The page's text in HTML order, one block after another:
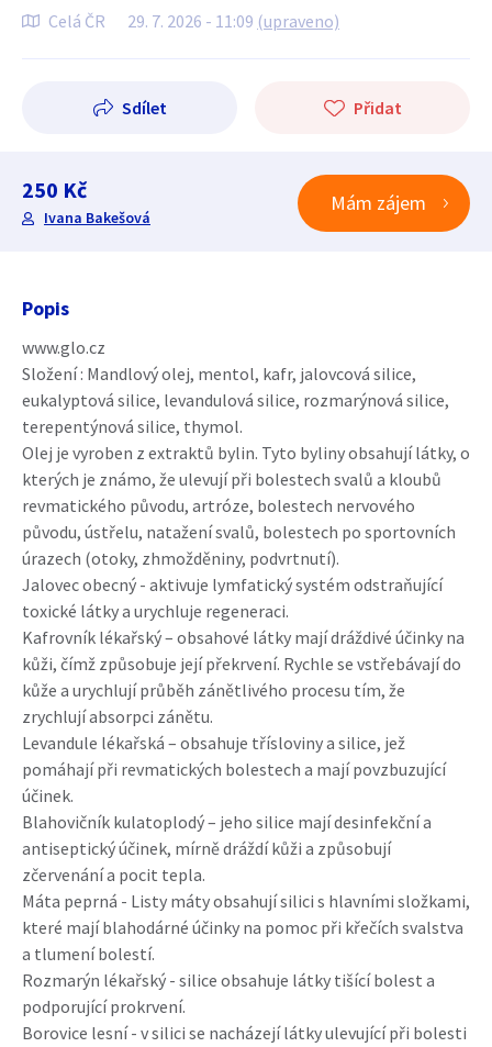
Celá ČR 29. 7. 2026 - 11:09 (upraveno)
Sdílet Přidat
250 Kč
Ivana Bakešová
Mám zájem
Popis
www.glo.cz
Složení : Mandlový olej, mentol, kafr, jalovcová silice,
eukalyptová silice, levandulová silice, rozmarýnová silice,
terepentýnová silice, thymol.
Olej je vyroben z extraktů bylin. Tyto byliny obsahují látky, o
kterých je známo, že ulevují při bolestech svalů a kloubů
revmatického původu, artróze, bolestech nervového
původu, ústřelu, natažení svalů, bolestech po sportovních
úrazech (otoky, zhmožděniny, podvrtnutí).
Jalovec obecný - aktivuje lymfatický systém odstraňující
toxické látky a urychluje regeneraci.
Kafrovník lékařský – obsahové látky mají dráždivé účinky na
kůži, čímž způsobuje její překrvení. Rychle se vstřebávají do
kůže a urychlují průběh zánětlivého procesu tím, že
zrychlují absorpci zánětu.
Levandule lékařská – obsahuje třísloviny a silice, jež
pomáhají při revmatických bolestech a mají povzbuzující
účinek.
Blahovičník kulatoplodý – jeho silice mají desinfekční a
antiseptický účinek, mírně dráždí kůži a způsobují
zčervenání a pocit tepla.
Máta peprná - Listy máty obsahují silici s hlavními složkami,
které mají blahodárné účinky na pomoc při křečích svalstva
a tlumení bolestí.
Rozmarýn lékařský - silice obsahuje látky tišící bolest a
podporující prokrvení.
Borovice lesní - v silici se nacházejí látky ulevující při bolesti